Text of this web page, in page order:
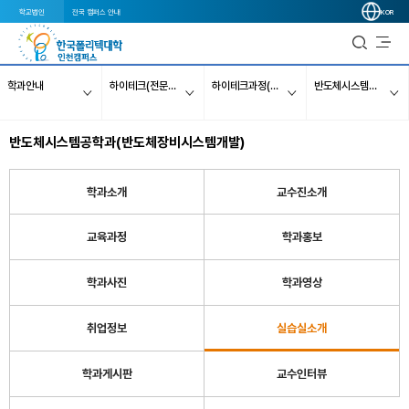
학교법인 전국 캠퍼스 안내 KOR
학과안내 하이테크(전문대졸이상/국비무료) 하이테크과정(주간) 반도체시스템공학과(반도체장비시스템개발)
반도체시스템공학과(반도체장비시스템개발)
학과소개 교수진소개
교육과정 학과홍보
학과사진 학과영상
취업정보 실습실소개
학과게시판 교수인터뷰